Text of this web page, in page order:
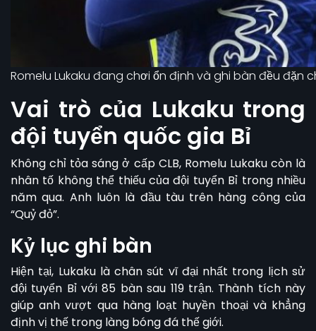
Romelu Lukaku đang chơi ổn định và ghi bàn đều đặn
Vai trò của Lukaku trong
đội tuyển quốc gia Bỉ
Không chỉ tỏa sáng ở cấp CLB, Romelu Lukaku còn là
nhân tố không thể thiếu của đội tuyển Bỉ trong nhiều
năm qua. Anh luôn là đầu tàu trên hàng công của
“Quỷ đỏ”.
Kỷ lục ghi bàn
Hiện tại, Lukaku là chân sút vĩ đại nhất trong lịch sử
đội tuyển Bỉ với 85 bàn sau 119 trận. Thành tích này
giúp anh vượt qua hàng loạt huyền thoại và khẳng
định vị thế trong làng bóng đá thế giới.